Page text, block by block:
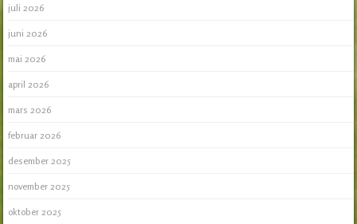
juli 2026
juni 2026
mai 2026
april 2026
mars 2026
februar 2026
desember 2025
november 2025
oktober 2025